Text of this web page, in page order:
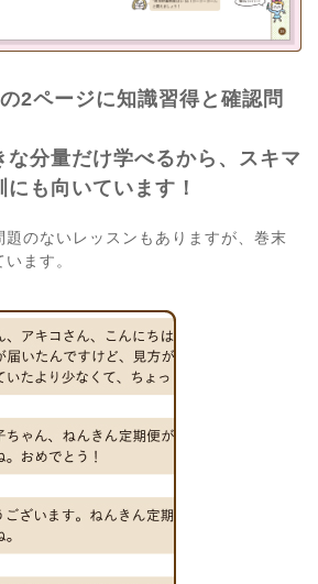
2ページに知識習得と確認問
な分量だけ学べるから、スキマ
も向いています！
のないレッスンもありますが、巻末
ます。